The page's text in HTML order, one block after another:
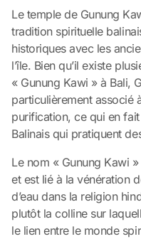
Le temple de Gunung
tradition spirituelle
historiques avec les
l’île. Bien qu’il existe
« Gunung Kawi » à Bali,
particulièrement associé
purification, ce qui en
Balinais qui pratiquent
Le nom « Gunung Kawi »
et est lié à la vénération
d’eau dans la religion
plutôt la colline sur
le lien entre le monde